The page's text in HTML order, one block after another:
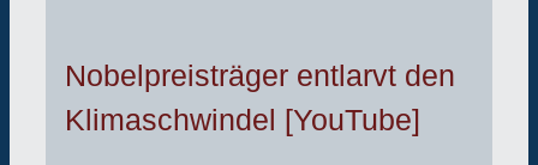
Nobelpreisträger entlarvt den
Klimaschwindel [YouTube]